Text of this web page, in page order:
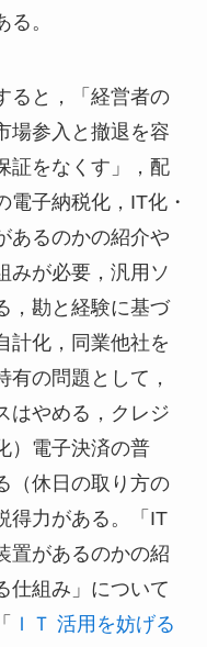
。
ると，「経営者の
場参入と撤退を容
証をなくす」，配
子納税化，IT化・
あるのかの紹介や
みが必要，汎用ソ
，勘と経験に基づ
計化，同業他社を
有の問題として，
はやめる，クレジ
）電子決済の普
（休日の取り方の
得力がある。「IT
置があるのかの紹
仕組み」について
ＩＴ 活用を妨げる